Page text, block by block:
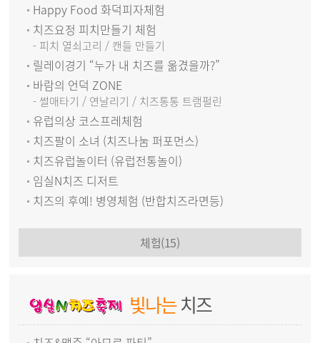
Happy Food 화덕피자체험
치즈요정 피치만들기 체험
- 피치 열쇠고리 / 캔들 만들기
릴레이경기 “누가 내 치즈를 옮겼을까?”
바람의 언덕 ZONE
- 썰매타기 / 연날리기 / 치즈통통 트램펄린
유럽의상 코스프레체험
치즈팔이 소녀 (치즈나눔 퍼포먼스)
치즈유럽놀이터 (유럽전통놀이)
임실N치즈 디저트
치즈의 후예! 병영체험 (반합치즈라면등)
체험(15)
빛나는치즈